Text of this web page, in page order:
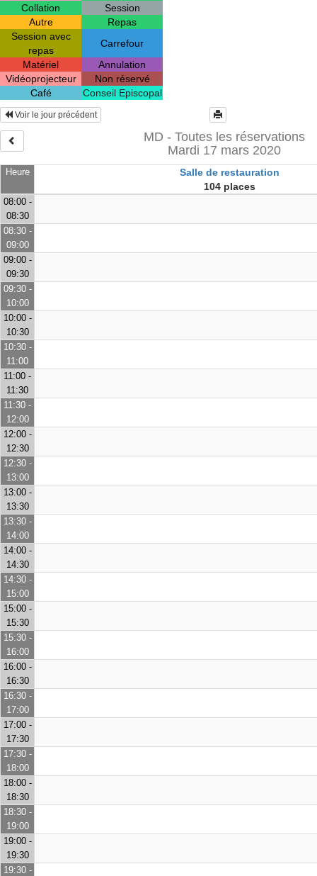
Collation
Session
Autre
Repas
Session avec
repas
Carrefour
Matériel
Annulation
Vidéoprojecteur
Non réservé
Café
Conseil Episcopal
Heure
Salle de restauration
104 places
Voir le jour précédent
MD - Toutes les réservations
Mardi 17 mars 2020
08:00 -
08:30
08:30 -
09:00
09:00 -
09:30
09:30 -
10:00
10:00 -
10:30
10:30 -
11:00
11:00 -
11:30
11:30 -
12:00
12:00 -
12:30
12:30 -
13:00
13:00 -
13:30
13:30 -
14:00
14:00 -
14:30
14:30 -
15:00
15:00 -
15:30
15:30 -
16:00
16:00 -
16:30
16:30 -
17:00
17:00 -
17:30
17:30 -
18:00
18:00 -
18:30
18:30 -
19:00
19:00 -
19:30
19:30 -